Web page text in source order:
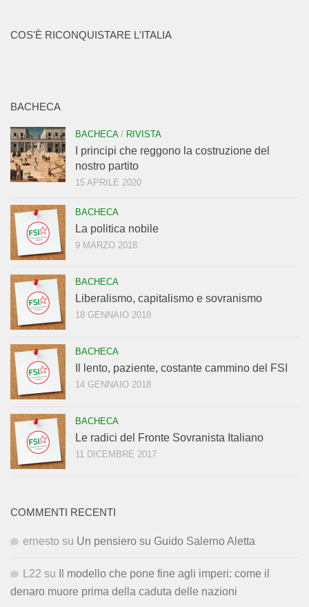
COS'È RICONQUISTARE L'ITALIA
BACHECA
BACHECA/ RIVISTA
I principi che reggono la costruzione del
nostro partito
15 APRILE 2020
BACHECA
La politica nobile
9 MARZO 2018
BACHECA
Liberalismo, capitalismo e sovranismo
18 GENNAIO 2018
BACHECA
Il lento, paziente, costante cammino del FSI
14 GENNAIO 2018
BACHECA
Le radici del Fronte Sovranista Italiano
11 DICEMBRE 2017
COMMENTI RECENTI
ernesto su Un pensiero su Guido Salerno Aletta
L22 su
Il modello che pone fine agli imperi: come il
denaro muore prima della caduta delle nazioni